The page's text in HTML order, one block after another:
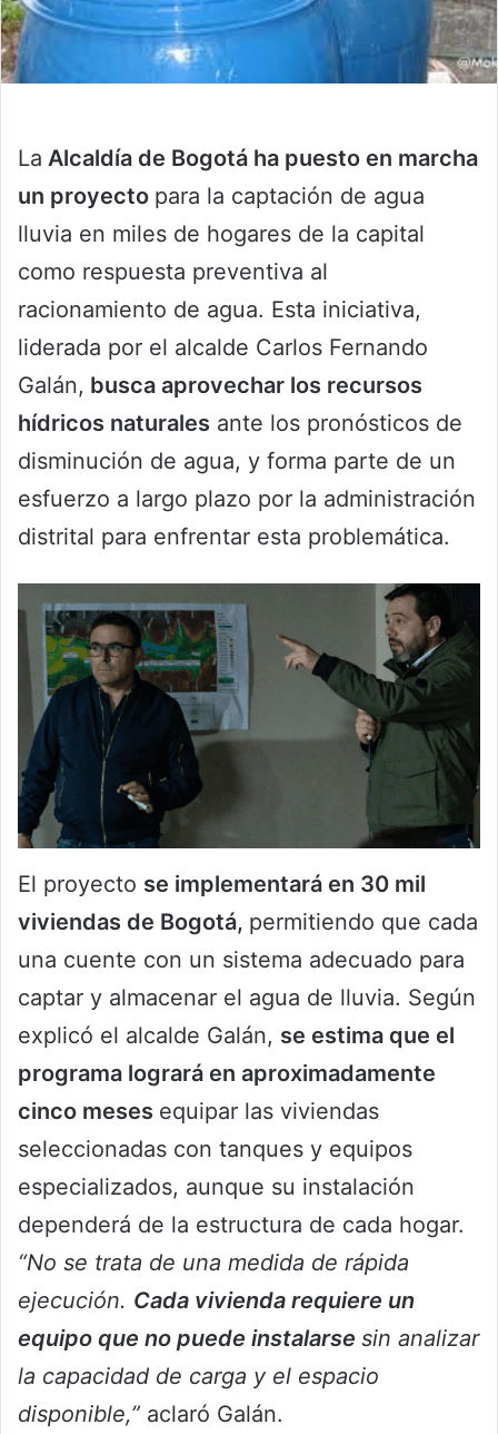
La Alcaldía de Bogotá ha puesto en marcha
un proyecto para la captación de agua
lluvia en miles de hogares de la capital
como respuesta preventiva al
racionamiento de agua. Esta iniciativa,
liderada por el alcalde Carlos Fernando
Galán, busca aprovechar los recursos
hídricos naturales ante los pronósticos de
disminución de agua, y forma parte de un
esfuerzo a largo plazo por la administración
distrital para enfrentar esta problemática.
El proyecto se implementará en 30 mil
viviendas de Bogotá, permitiendo que cada
una cuente con un sistema adecuado para
captar y almacenar el agua de lluvia. Según
explicó el alcalde Galán, se estima que el
programa logrará en aproximadamente
cinco meses equipar las viviendas
seleccionadas con tanques y equipos
especializados, aunque su instalación
dependerá de la estructura de cada hogar.
“No se trata de una medida de rápida
ejecución. Cada vivienda requiere un
equipo que no puede instalarse sin analizar
la capacidad de carga y el espacio
disponible,” aclaró Galán.